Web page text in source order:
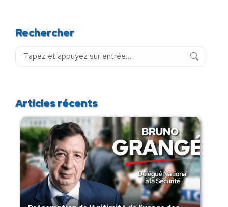
Rechercher
Recherche
Articles récents